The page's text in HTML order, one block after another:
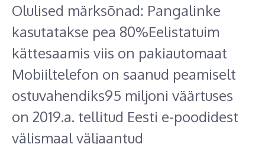
Olulised märksõnad: Pangalinke
kasutatakse pea 80%Eelistatuim
kättesaamis viis on pakiautomaat
Mobiiltelefon on saanud peamiselt
ostuvahendiks95 miljoni väärtuses
on 2019.a. tellitud Eesti e-poodidest
välismaal väljaantud